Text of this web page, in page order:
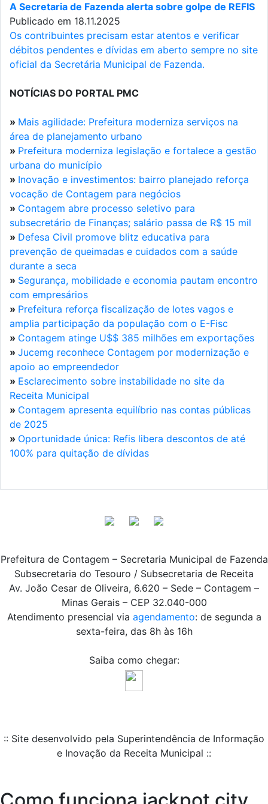
A Secretaria de Fazenda alerta sobre golpe de REFIS
Publicado em 18.11.2025
Os contribuintes precisam estar atentos e verificar
débitos pendentes e dívidas em aberto sempre no site
oficial da Secretária Municipal de Fazenda.
NOTÍCIAS DO PORTAL PMC
» Mais agilidade: Prefeitura moderniza serviços na
área de planejamento urbano
» Prefeitura moderniza legislação e fortalece a gestão
urbana do município
» Inovação e investimentos: bairro planejado reforça
vocação de Contagem para negócios
» Contagem abre processo seletivo para
subsecretário de Finanças; salário passa de R$ 15 mil
» Defesa Civil promove blitz educativa para
prevenção de queimadas e cuidados com a saúde
durante a seca
» Segurança, mobilidade e economia pautam encontro
com empresários
» Prefeitura reforça fiscalização de lotes vagos e
amplia participação da população com o E-Fisc
» Contagem atinge U$$ 385 milhões em exportações
» Jucemg reconhece Contagem por modernização e
apoio ao empreendedor
» Esclarecimento sobre instabilidade no site da
Receita Municipal
» Contagem apresenta equilíbrio nas contas públicas
de 2025
» Oportunidade única: Refis libera descontos de até
100% para quitação de dívidas
Prefeitura de Contagem – Secretaria Municipal de Fazenda
Subsecretaria do Tesouro / Subsecretaria de Receita
Av. João Cesar de Oliveira, 6.620 – Sede – Contagem –
Minas Gerais – CEP 32.040-000
Atendimento presencial via agendamento: de segunda a
sexta-feira, das 8h às 16h
Saiba como chegar:
:: Site desenvolvido pela Superintendência de Informação
e Inovação da Receita Municipal ::